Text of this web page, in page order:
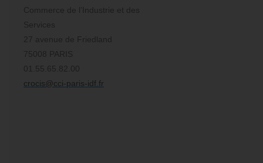
crocis@cci-paris-idf.fr